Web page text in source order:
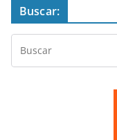
Buscar: